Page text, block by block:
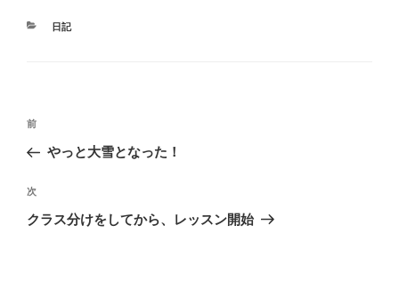
カ
日記
投
ナ
ビ
ゲ
前
の
稿
前
やっと大雪となった！
次
の
次
クラス分けをしてから、レッスン開始